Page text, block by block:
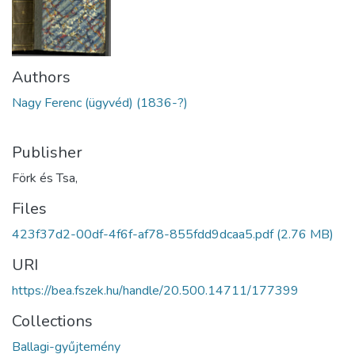
Authors
Nagy Ferenc (ügyvéd) (1836-?)
Publisher
Förk és Tsa,
Files
423f37d2-00df-4f6f-af78-855fdd9dcaa5.pdf(2.76 MB)
URI
https://bea.fszek.hu/handle/20.500.14711/177399
Collections
Ballagi-gyűjtemény